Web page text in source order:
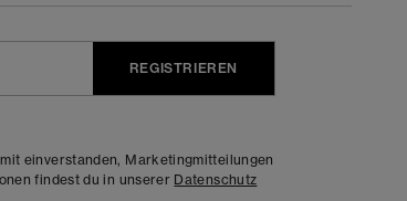
REGISTRIEREN
einverstanden, Marketingmitteilungen
findest du in unserer Datenschutz